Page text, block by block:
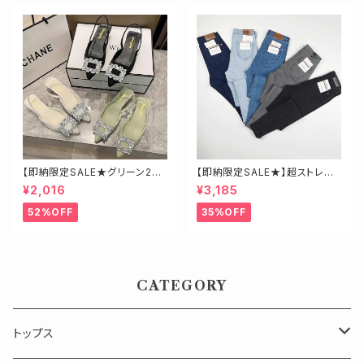
【即納限定SALE★グリーン23.
5】ビジューミュール
¥2,016
52%OFF
【即納限定SALE★】超ストレッ
チ！ハイウエストスキニーデニ
ム 細身さんにオススメ♡
¥3,185
35%OFF
CATEGORY
トップス